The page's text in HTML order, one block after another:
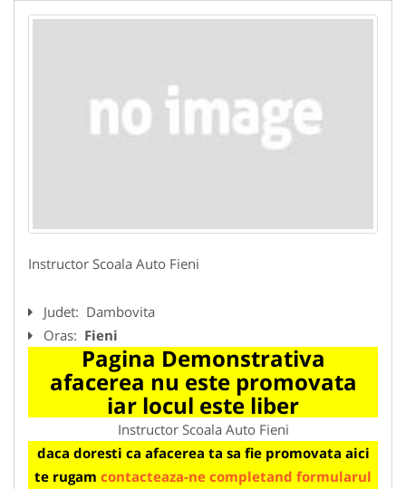
Instructor Scoala Auto Fieni
Judet: Dambovita
Oras: Fieni
Pagina Demonstrativa
afacerea nu este promovata
iar locul este liber
Instructor Scoala Auto Fieni
daca doresti ca afacerea ta sa fie promovata aici
te rugam contacteaza-ne completand formularul